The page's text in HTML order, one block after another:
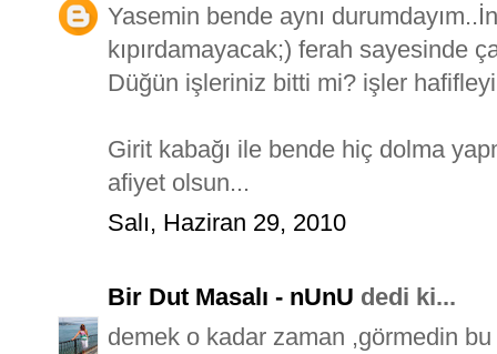
Yasemin bende aynı
kıpırdamayacak;) ferah sayesinde
Düğün işleriniz bitti mi? işler
Girit kabağı ile bende hiç dolma
afiyet olsun...
Salı, Haziran 29, 2010
Bir Dut Masalı - nUnU dedi ki...
demek o kadar zaman ,görmedin